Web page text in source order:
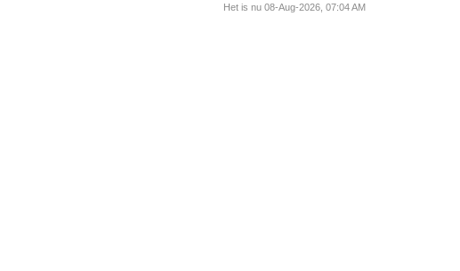
Het is nu 08-Aug-2026, 07:04 AM